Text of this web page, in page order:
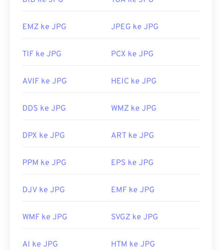
EMZ ke JPG JPEG ke JPG
TIF ke JPG PCX ke JPG
AVIF ke JPG HEIC ke JPG
DDS ke JPG WMZ ke JPG
DPX ke JPG ART ke JPG
PPM ke JPG EPS ke JPG
DJV ke JPG EMF ke JPG
WMF ke JPG SVGZ ke JPG
AI ke JPG HTM ke JPG